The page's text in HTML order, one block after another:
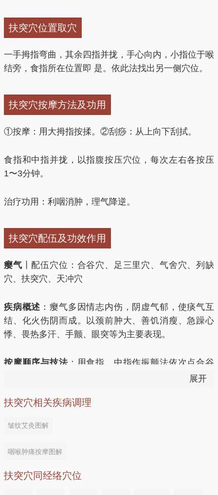
扶突穴位置取穴
一手拇指弯曲，其余四指并拢，手心向内，小指位于喉
结旁，食指所在位置即 是。依此法找出另一侧穴位。
扶突穴按摩方法及功用
①按摩：用大拇指按揉。②刮痧：从上向下刮拭。
食指和中指并拢，以指腹按压穴位，每次左右各按压
1〜3分钟。
治疗功用：利咽消肿，理气降逆。
扶突穴配伍及功效作用
瘿气 丨配伍穴位：合谷穴、足三里穴、气舍穴、列缺
穴、扶突穴、天冲穴
疾病概述 ：瘿气多因情志内伤，阴虚气郁，使痰气互
结、化火伤阴而成。以颈前肿大、善饥消瘦、急躁心
悸、畏热多汗、手颤、眼突等为主要表现。
按摩顺序与技法：用食指、中指作振颤法依次点合谷
穴、足三里穴、气舍穴、列缺穴、扶突 穴、天冲穴，
探、压放各100次。轻 病治疗8?10次即可见效。
其他病症配伍穴位
展开
扶突穴相关疾病调理
皱纹艾灸图解
咽喉肿痛按摩图解
扶突穴同经络穴位